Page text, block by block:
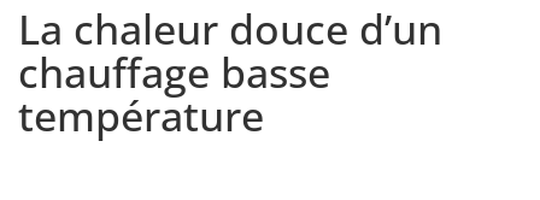
La chaleur douce d’un
chauffage basse
température